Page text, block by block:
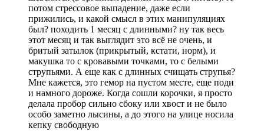
потом стрессовое выпадение, даже если
прижились, и какой смысл в этих манипуляциях
был? походить 1 месяц с длинными? ну так весь
этот месяц и так выглядит это всё не очень, и
бритый затылок (прикрытый, кстати, норм), и
макушка то с кровавыми точками, то с белыми
струпьями. А еще как с длинных счищать струпья?
Мне кажется, это гемор на пустом месте, еще поди
и намного дороже. Когда сошли корочки, я просто
делала пробор сильно сбоку или хвост и не было
особо заметно лысины, а до этого на улице носила
кепку свободную